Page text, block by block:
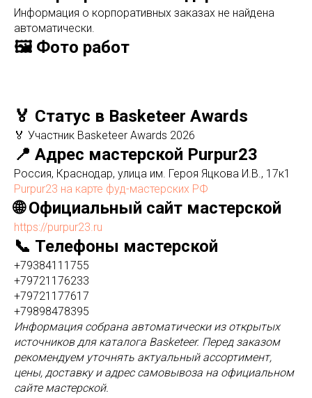
Информация о корпоративных заказах не найдена
автоматически.
🖼️ Фото работ
🏅 Статус в Basketeer Awards
🏅 Участник Basketeer Awards 2026
📍 Адрес мастерской Purpur23
Россия, Краснодар, улица им. Героя Яцкова И.В., 17к1
Purpur23 на карте фуд-мастерских РФ
🌐 Официальный сайт мастерской
https://purpur23.ru
📞 Телефоны мастерской
+79384111755
+79721176233
+79721177617
+79898478395
Информация собрана автоматически из открытых
источников для каталога Basketeer. Перед заказом
рекомендуем уточнять актуальный ассортимент,
цены, доставку и адрес самовывоза на официальном
сайте мастерской.